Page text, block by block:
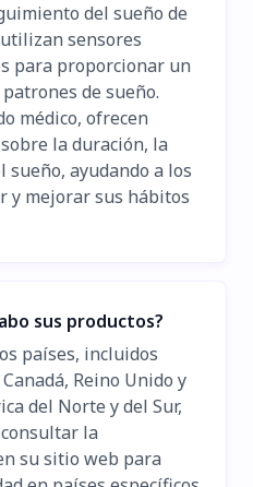
del sueño de
sensores
para proporcionar un
de sueño.
médico, ofrecen
la duración, la
sueño, ayudando a los
y mejorar sus hábitos
sus productos?
países, incluidos
Reino Unido y
del Norte y del Sur,
la
su sitio web para